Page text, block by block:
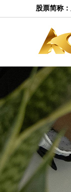
股票简称